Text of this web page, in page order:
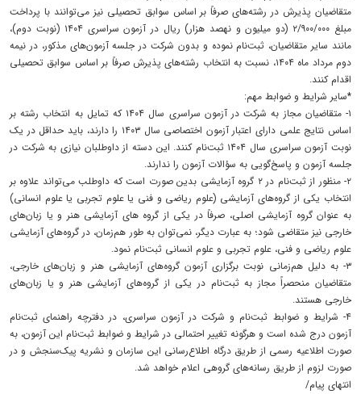
متقاضیان پذیرش در رشته‌های صرفاً بر اساس سوابق تحصیلی نیز می‌توانند با پرداخت
مبلغ ۲/۹۰۰/۰۰۰ (دو میلیون و نهصد هزار) ریال در آزمون سراسری ۱۴۰۴ (نوبت دوم)،
مانند سایر متقاضیان، ثبت‌نام نموده و بدون شرکت در جلسه آزمون‌های مذکور، در نیمه
دوم مرداد ماه ۱۴۰۴، نسبت به انتخاب رشته‌های پذیرش صرفاً بر اساس سوابق تحصیلی
اقدام کنند.
*سایر شرایط و ضوابط مهم:
۱- متقاضیان مجاز به شرکت در آزمون سراسری سال ۱۴۰۴ که تمایل به انتخاب رشته بر
اساس نتایج علمی دارای اعتبار آزمون اختصاصی سال ۱۴۰۳ را دارند، باید حداقل در یک
نوبت آزمون سراسری سال ۱۴۰۴ ثبت‌نام کنند. این دسته از داوطلبان نیازی به شرکت در
جلسه آزمون و پاسخ‌گویی به سؤالات آزمون را ندارند.
۲- منظور از ثبت‌نام در ۲ گروه آزمایشی بدین صورت است که داوطلب می‌تواند علاوه بر
انتخاب یکی از گروه‌های آزمایشی (علوم ریاضی و فنی یا علوم تجربی یا علوم انسانی)
به عنوان گروه آزمایشی اصلی، صرفاً در یکی از گروه های آزمایشی هنر و یا زبان‌های
خارجی نیز متقاضی شود؛ به عبارت دیگر، نمی‌توان به طور هم‌زمان، در گروه‌های آزمایشی
علوم ریاضی و فنی، علوم تجربی و علوم انسانی ثبت‌نام نمود.
۳- به دلیل هم‌زمانی نوبت برگزاری آزمون گروه‌های آزمایشی هنر و زبان‌های خارجی،
متقاضیان منحصراً مجاز به ثبت‌نام در یکی از گروه‌های آزمایشی هنر و یا زبان‌های
خارجی هستند.
۴- شرایط و ضوابط ثبت‌نام و شرکت در آزمون سراسری، در دفترچه راهنمای ثبت‌نام
آزمون درج شده است و هرگونه‌ تغییر احتمالی در شرایط و ضوابط ثبت‌نام این آزمون، به
صورت اطلاعیه رسمی از طریق‌ درگاه اطلاع‌رسانی این سازمان و نشریه پیک‌سنجش‌ و در
صورت لزوم ‌از طریق رسانه‌های گروهی ‌اعلام ‌خواهد شد.
انتهای پیام/